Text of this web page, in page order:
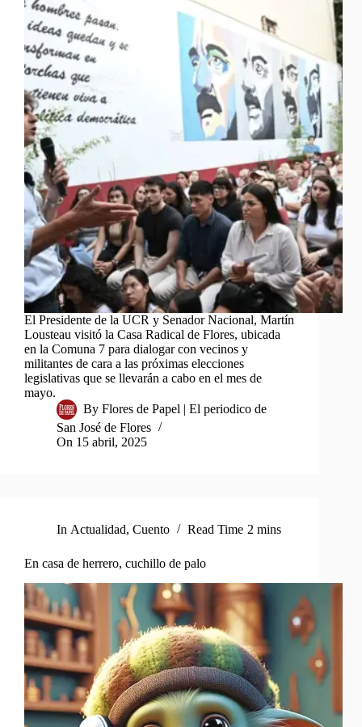
El Presidente de la UCR y Senador Nacional, Martín
Lousteau visitó la Casa Radical de Flores, ubicada
en la Comuna 7 para dialogar con vecinos y
militantes de cara a las próximas elecciones
legislativas que se llevarán a cabo en el mes de
mayo.
By Flores de Papel | El periodico de
San José de Flores
On 15 abril, 2025
In Actualidad,Cuento Read Time 2 mins
En casa de herrero, cuchillo de palo